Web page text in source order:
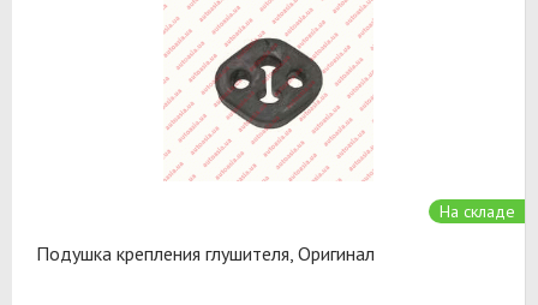
На складе
Подушка крепления глушителя, Оригинал